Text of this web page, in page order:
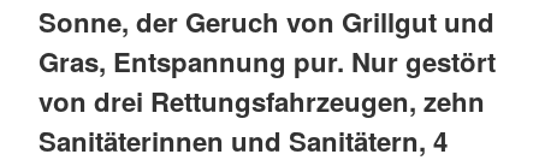
Sonne, der Geruch von Grillgut und
Gras, Entspannung pur. Nur gestört
von drei Rettungsfahrzeugen, zehn
Sanitäterinnen und Sanitätern, 4